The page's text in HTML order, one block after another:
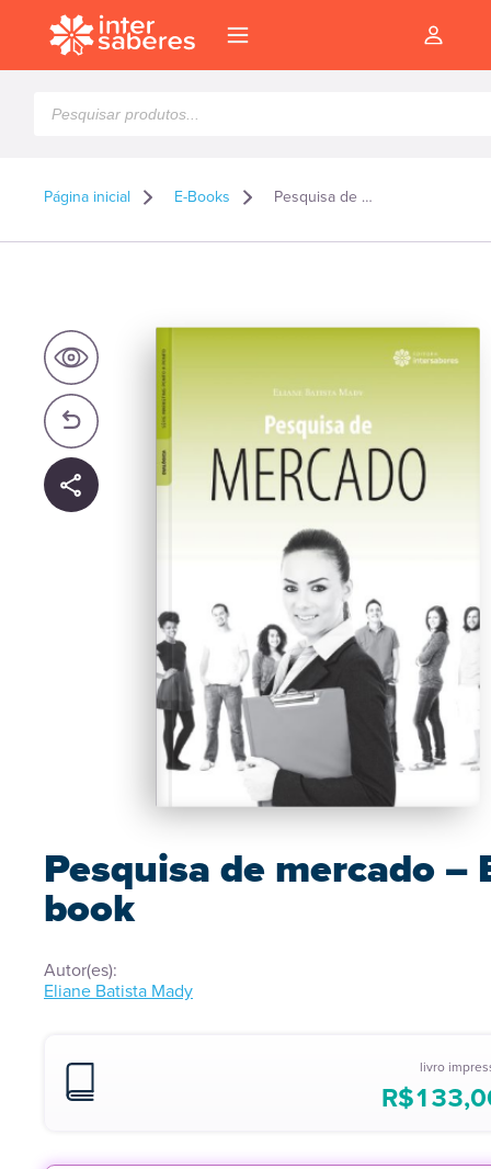
produtos
Página inicial E-Books Pesquisa de mercado – E-book
Pesquisa de mercado –
book
Autor(es):
Eliane Batista Mady
livro
R$